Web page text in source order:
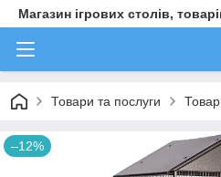
Магазин ігрових столів,
Товари та послуги
–12%